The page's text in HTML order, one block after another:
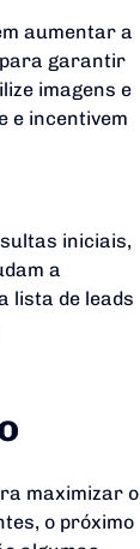
aumentar a
para garantir
imagens e
e incentivem
iniciais,
a
lista de leads
maximizar o
o próximo